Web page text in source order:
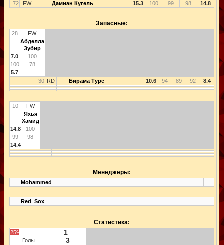
72
FW Дамиан Кугель 15.3 100 99 98 14.8
Запасные:
28
FW
Абделла
Зубир
7.0
100
100
78
5.7
30 RD Бирама Туре 10.6 94 89 92 8.4
10
FW
Яхья
Хамид
14.8
100
99
98
14.4
Менеджеры:
Mohammed
Red_Sox
Статистика:
25% 1
Голы 3